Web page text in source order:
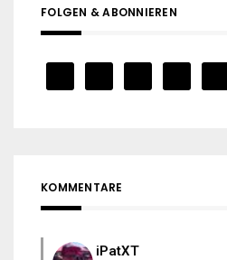
FOLGEN & ABONNIEREN
KOMMENTARE
iPatXT